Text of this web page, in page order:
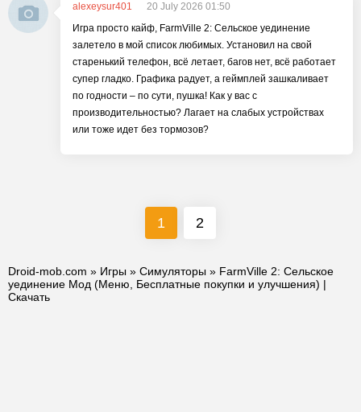
alexeysur401
20 July 2026 01:50
Игра просто кайф, FarmVille 2: Сельское уединение
залетело в мой список любимых. Установил на свой
старенький телефон, всё летает, багов нет, всё работает
супер гладко. Графика радует, а геймплей зашкаливает
по годности – по сути, пушка! Как у вас с
производительностью? Лагает на слабых устройствах
или тоже идет без тормозов?
1 2
Droid-mob.com » Игры » Симуляторы » FarmVille 2: Cельское
уединение Мод (Меню, Бесплатные покупки и улучшения) |
Скачать